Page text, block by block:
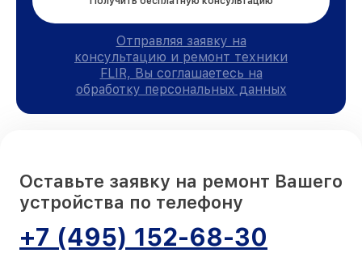
Отправляя заявку на
консультацию и ремонт техники
FLIR, Вы соглашаетесь на
обработку персональных данных
Оставьте заявку на ремонт Вашего
устройства по телефону
+7 (495) 152-68-30